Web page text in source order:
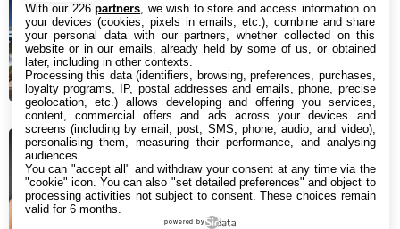
mémoire DRAM affiche une
croissance insolente de plus de
700%
5 août 2026 17:04
Des ados de 13 à 18 ans morts par
suicide : leurs parents tiennent les
réseaux sociaux pour responsables
5 août 2026 08:17
With our 226partners , we wish to store and access information on
your devices (cookies, pixels in emails, etc.), combine and share
your personal data with our partners, whether collected on this
website or in our emails, already held by some of us, or obtained
later, including in other contexts.
Processing this data (identifiers, browsing, preferences, purchases,
loyalty programs, IP, postal addresses and emails, phone, precise
geolocation, etc.) allows developing and offering you services,
content, commercial offers and ads across your devices and
screens (including by email, post, SMS, phone, audio, and video),
personalising them, measuring their performance, and analysing
audiences.
You can "accept all" and withdraw your consent at any time via the
"cookie" icon. You can also "set detailed preferences" and object to
processing activities not subject to consent. These choices remain
valid for 6 months.
powered by